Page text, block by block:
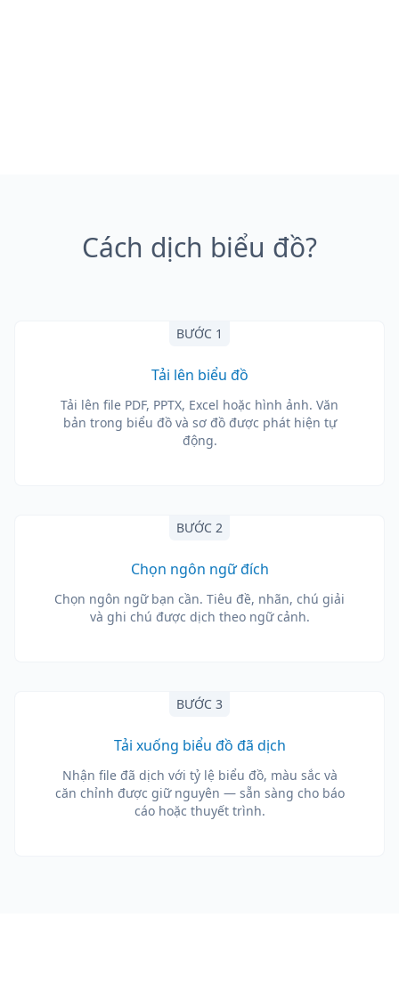
Cách dịch biểu đồ?
BƯỚC 1
Tải lên biểu đồ
Tải lên file PDF, PPTX, Excel hoặc hình ảnh. Văn
bản trong biểu đồ và sơ đồ được phát hiện tự
động.
BƯỚC 2
Chọn ngôn ngữ đích
Chọn ngôn ngữ bạn cần. Tiêu đề, nhãn, chú giải
và ghi chú được dịch theo ngữ cảnh.
BƯỚC 3
Tải xuống biểu đồ đã dịch
Nhận file đã dịch với tỷ lệ biểu đồ, màu sắc và
căn chỉnh được giữ nguyên — sẵn sàng cho báo
cáo hoặc thuyết trình.